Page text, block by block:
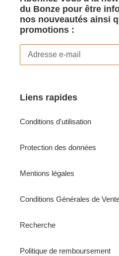
du Bonze pour être
nos nouveautés ainsi
promotions :
Liens rapides
Conditions d'utilisation
Protection des données
Mentions légales
Conditions Générales de
Recherche
Politique de remboursement